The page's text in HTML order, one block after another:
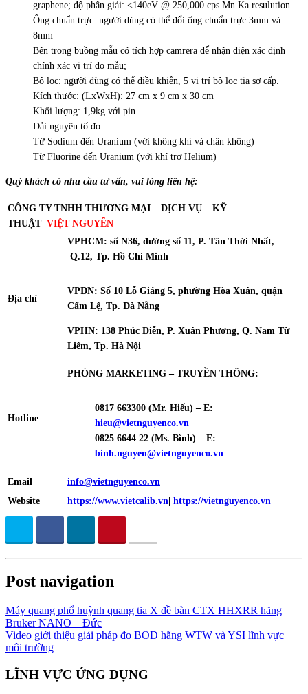
graphene; độ phân giải: <140eV @ 250,000 cps Mn Ka resulution.
Ống chuẩn trực: người dùng có thể đổi ống chuẩn trực 3mm và
8mm
Bên trong buồng mẫu có tích hợp camrera để nhận diện xác định
chính xác vị trí đo mẫu;
Bộ lọc: người dùng có thể điều khiển, 5 vị trí bộ lọc tia sơ cấp.
Kích thước: (LxWxH): 27 cm x 9 cm x 30 cm
Khối lượng: 1,9kg với pin
Dải nguyên tố đo:
Từ Sodium đến Uranium (với không khí và chân không)
Từ Fluorine đến Uranium (với khí trơ Helium)
Quý khách có nhu cầu tưvấn, vui lòng liên hệ:
CÔNG TY TNHH THƯƠNG MẠI – DỊCH VỤ – KỸ
THUẬT VIỆTNGUYỄN
Địa chỉ
VPHCM: số N36, đường số 11, P. Tân Thới Nhất,
Q.12, Tp. Hồ Chí Minh
VPĐN: Số 10 Lỗ Giáng 5, phường Hòa Xuân, quận
Cẩm Lệ, Tp. Đà Nẵng
VPHN: 138 Phúc Diễn, P. Xuân Phương, Q. Nam Từ
Liêm, Tp. Hà Nội
Hotline
PHÒNG MARKETING – TRUYỀN THÔNG:
0817 663300 (Mr. Hiếu) – E:
hieu@vietnguyenco.vn
0825 6644 22 (Ms. Bình) – E:
binh.nguyen@vietnguyenco.vn
Email
info@vietnguyenco.vn
Website
https://www.vietcalib.vn| https://vietnguyenco.vn
Post navigation
Máy quang phổ huỳnh quang tia X đề bàn CTX HHXRR hãng
Bruker NANO – Đức
Video giới thiệu giải pháp đo BOD hãng WTW và YSI lĩnh vực
môi trường
LĨNH VỰC ỨNG DỤNG